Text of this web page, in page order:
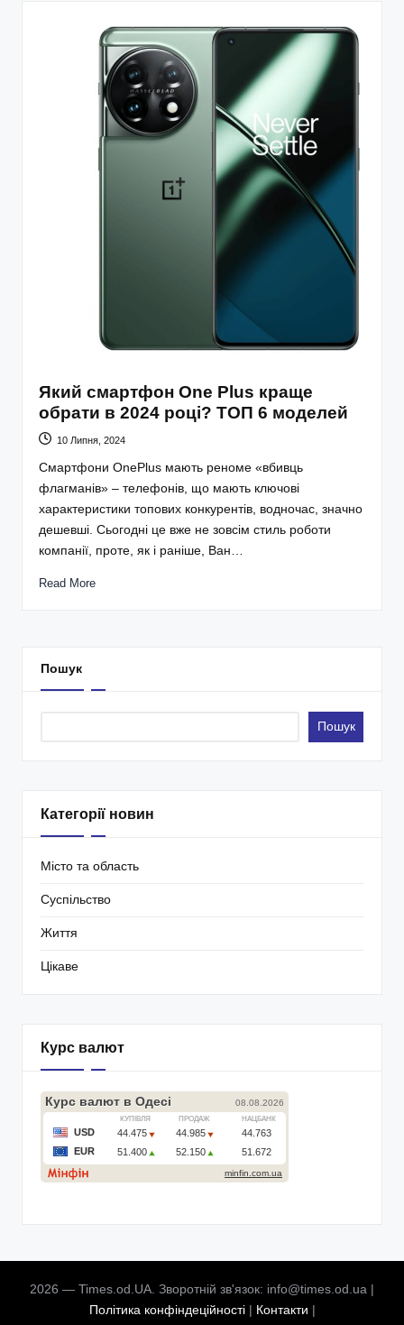
Який смартфон One Plus краще
обрати в 2024 році? ТОП 6 моделей
10 Липня, 2024
Смартфони OnePlus мають реноме «вбивць
флагманів» – телефонів, що мають ключові
характеристики топових конкурентів, водночас, значно
дешевші. Сьогодні це вже не зовсім стиль роботи
компанії, проте, як і раніше, Ван…
Read More
Пошук
Пошук
Категорії новин
Місто та область
Суспільство
Життя
Цікаве
Курс валют
2026 — Times.od.UA. Зворотній зв'язок: info@times.od.ua |
Політика конфіндеційності| Контакти